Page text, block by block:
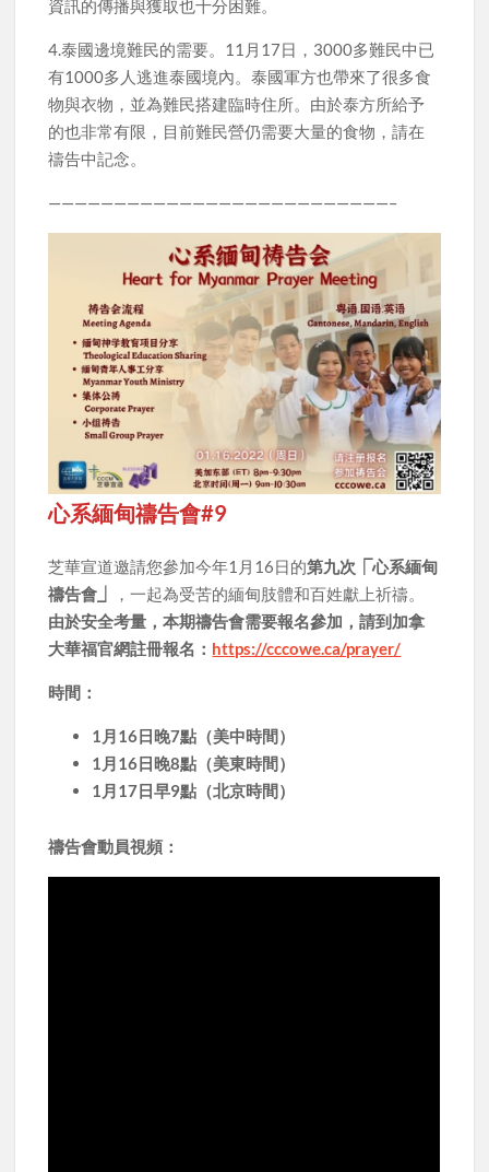
資訊的傳播與獲取也十分困難。
4.泰國邊境難民的需要。11月17日，3000多難民中已
有1000多人逃進泰國境內。泰國軍方也帶來了很多食
物與衣物，並為難民搭建臨時住所。由於泰方所給予
的也非常有限，目前難民營仍需要大量的食物，請在
禱告中記念。
——————————————————————————–
心系緬甸禱告會#9
芝華宣道邀請您參加今年1月16日的第九次⎾心系緬甸
禱告會⏌
，一起為受苦的緬甸肢體和百姓獻上祈禱。
由於安全考量，本期禱告會需要報名參加，請到加拿
大華福官網註冊報名： https://cccowe.ca/prayer/
時間：
1月16日晚7點（美中時間）
1月16日晚8點（美東時間）
1月17日早9點（北京時間）
禱告會動員視頻：